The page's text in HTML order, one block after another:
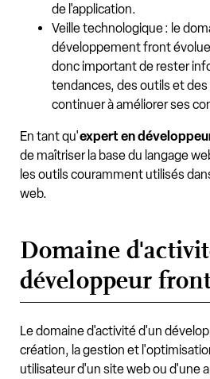
de l'application.
Veille technologique : le
développement front
donc important de rester
tendances, des outils et
continuer à améliorer ses
En tant qu'expert en
de maîtriser la base du langage
les outils couramment utilisés
web.
Domaine
développeur
Le domaine d'activité d'un
création, la gestion et
utilisateur d'un site web ou d'une